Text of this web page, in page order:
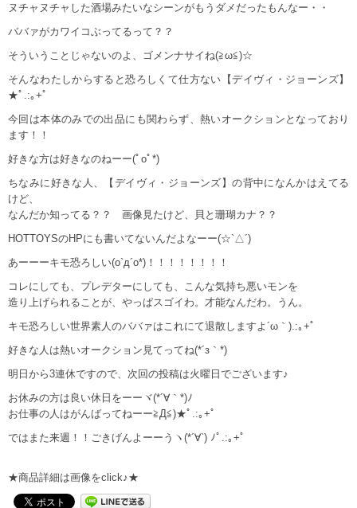
ヌチャヌチャした酒場みたいなシーンがもうダメだったもんなー・・
ババァがカワイコぶってるって？？
そういうことじゃないのよ、ゴメンナサイね(≧ω≦)☆
そんなわたしからすると恐ろしくて仕方ない【デイヴィ・ジョーンズ】
★ﾟ.:｡+ﾟ
今回は本体のみでの出品にも関わらず、熱いオークションとなっており
ます！！
好きな方は好きなのねーー(ﾟoﾟ*)
ちなみに好きな人、【デイヴィ・ジョーンズ】の背中になんかはえてる
けど、
なんだか知ってる？？ 画像見たけど、貝と珊瑚カナ？？
HOTTOYSのHPにも書いてないんだよなーー(☆`△´)
あーーーキモ恐ろしい(o`д´o*)！！！！！！！！
コレにしても、プレデターにしても、こんな気持ち悪いモンを
造り上げられることが、やっぱスゴイわ。才能なんだわ。うん。
キモ恐ろしい世界素人のババァはこれにて退散しますよ´ω｀).:｡+ﾟ
好きな人は熱いオークション見てってね(*´з｀*)
明日から3連休ですので、次回の投稿は火曜日でございます♪
お休みの方は良い休日をーーヾ(*´∀｀*)ﾉ
お仕事の人はがんばってねーー≧Д≦)★ﾟ.:｡+ﾟ
ではまた来週！！ごきげんよーーうヽ(*´∀`) ﾉﾟ.:｡+ﾟ
★商品詳細は画像をclick♪★